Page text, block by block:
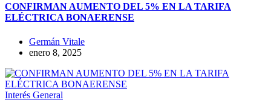
CONFIRMAN AUMENTO DEL 5% EN LA TARIFA
ELÉCTRICA BONAERENSE
Germán Vitale
enero 8, 2025
Interés General